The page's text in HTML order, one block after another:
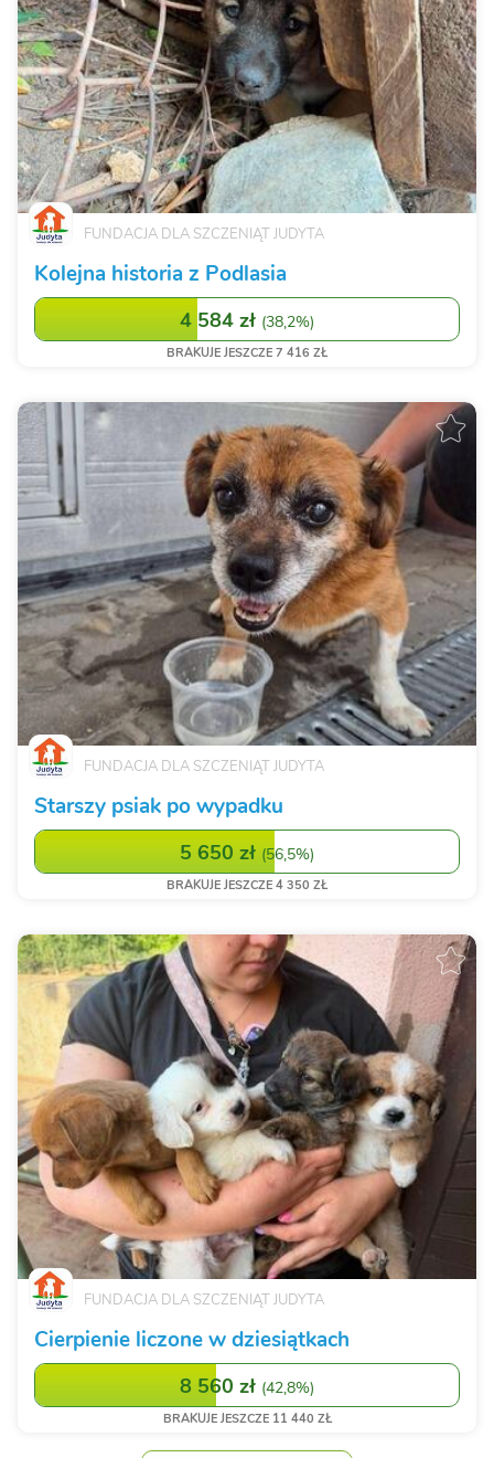
FUNDACJA DLA SZCZENIĄT JUDYTA
Kolejna historia z Podlasia
4 584 zł (38,2%)
BRAKUJE JESZCZE 7 416 ZŁ
FUNDACJA DLA SZCZENIĄT JUDYTA
Starszy psiak po wypadku
5 650 zł (56,5%)
BRAKUJE JESZCZE 4 350 ZŁ
FUNDACJA DLA SZCZENIĄT JUDYTA
Cierpienie liczone w dziesiątkach
8 560 zł (42,8%)
BRAKUJE JESZCZE 11 440 ZŁ